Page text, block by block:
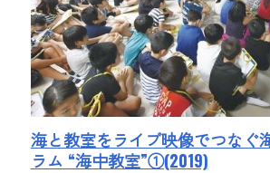
海と教室をライブ映像でつなぐ
ラム “海中教室”①(2019)